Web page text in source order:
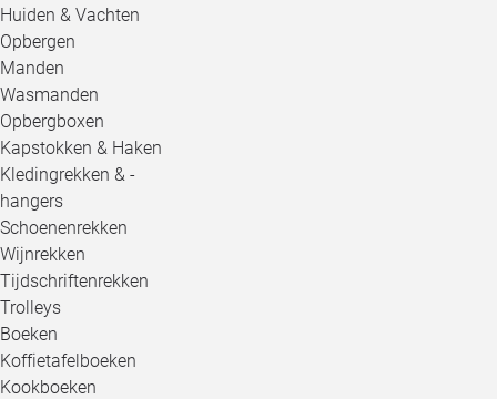
Huiden & Vachten
Opbergen
Manden
Wasmanden
Opbergboxen
Kapstokken & Haken
Kledingrekken & -
hangers
Schoenenrekken
Wijnrekken
Tijdschriftenrekken
Trolleys
Boeken
Koffietafelboeken
Kookboeken